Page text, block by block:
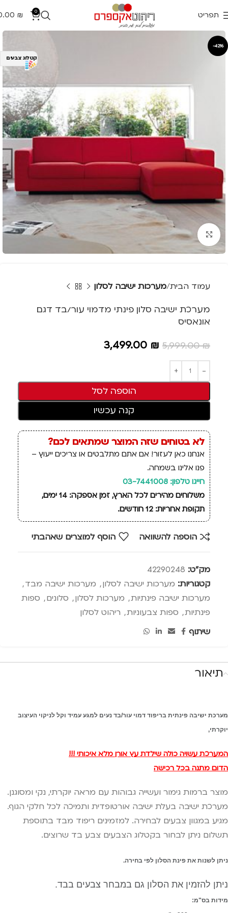
תפריט 0
₪
-42%
Click to enlarge
עמוד הבית מערכות ישיבה לסלון
מערכת ישיבה סלון פינתי מדמוי עור/בד דגם
אונאסיס
5,999.00₪
3,499.00 ₪
הוספה לסל
קנה עכשיו
לא בטוחים שזה המוצר שמתאים לכם?
אנחנו כאן לעזור! אם אתם מתלבטים או צריכים ייעוץ –
פנו אלינו בשמחה.
חייגו טלפון: 03-7441008
משלוחים מהירים לכל הארץ, זמן אספקה: 14 ימים,
תקופת אחריות: 12 חודשים.
הוספה להשוואה הוסף למוצרים שאהבתי
מק"ט: 42290248
קטגוריות: מערכות ישיבה לסלון, מערכות ישיבה מבד,
מערכות ישיבה פינתיות, מערכות לסלון, סלונים, ספות
פינתיות, ספות צבעוניות, ריהוט לסלון
שיתוף
תיאור
מערכת ישיבה פינתית בריפוד דמוי עור/בד נעים למגע עמיד וקל לניקוי העיצוב
יוקרתי,
המערכת עשויה כולה שילדת עץ אורן מלא איכותי !!!
הדום מתנה בכל רכישה
מוצר ברמות גימור ועשייה גבוהות עם מראה יוקרתי, נקי ומסוגנן.
מערכת ישיבה בעלת ישיבה אורטופדית ותמיכה לכל חלקי הגוף.
מגיע במגוון צבעים לבחירה. למזמינים ריפוד מבד בתוספת
תשלום ניתן לבחור בקטלוג הצבעים צבע בד שרוצים.
ניתן לשנות את פינת הסלון לפי בחירה.
ניתן להזמין את הסלון גם במבחר צבעים בבד.
מידות בס"מ:
קטלוג צבעים